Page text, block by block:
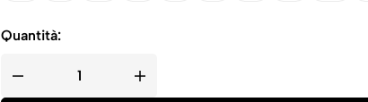
Quantità: